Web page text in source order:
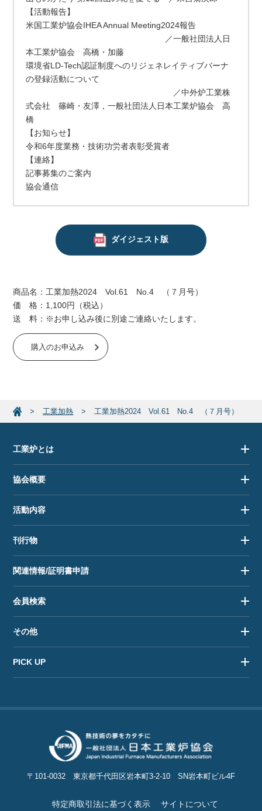
【活動報告】
米国工業炉協会IHEA Annual Meeting2024報告
／一般社団法人日
本工業炉協会 高橋・加藤
環境省LD-Tech認証制度へのリジェネレイティブバーナ
の登録活動について
／中外炉工業株
式会社 篠崎・友澤，一般社団法人日本工業炉協会 高
橋
【お知らせ】
令和6年度業務・技術功労者表彰受賞者
【連絡】
記事募集のご案内
協会通信
ダイジェスト版
商品名：工業加熱2024 Vol.61 No.4 （７月号）
価 格：1,100円（税込）
送 料：※お申し込み後に別途ご連絡いたします。
購入のお申込み
工業加熱 工業加熱2024 Vol.61 No.4 （７月号）
工業炉とは
協会概要
活動内容
刊行物
関連情報/証明書申請
会員検索
その他
PICK UP
〒101-0032 東京都千代田区岩本町3-2-10 SN岩本町ビル4F
特定商取引法に基づく表示 サイトについて